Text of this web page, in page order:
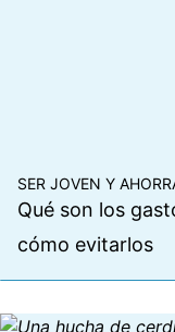
SER JOVEN Y
Qué son los
cómo evitarlos